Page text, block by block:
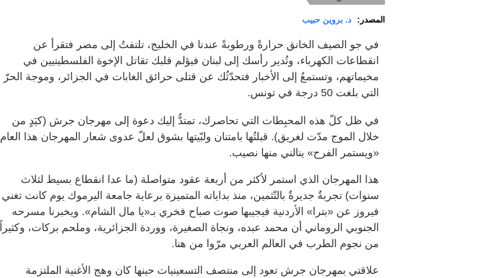
المصدر: د. بروين حبيب
في جو الصيف الخانق حرارةً ورطوبةً عندنا في الخليج، تلتفتُ إلى مصر فتقرأ عن
انقطاعات الكهرباء، وتُدير رأسك إلى لبنان فيؤلم قلبك تقاتل الإخوة الفلسطينيين في
مخيماتهم، وتستمعُ إلى الأخبار فتحدّثُك عن قتلى حرائق الغابات في الجزائر، وموجة الحرّ
التي بلغت 50 درجة في تونس.
في ظل كلّ هذه المحبِطات التي تحاصرك، تمتدُّ إليك دعوة إلى مهرجان جرش (كيَدٍ من
خلال الموج مدّت لغريق). قبلتُها بامتنان ولبّيتها بشوق لعلّ عدوى شعار المهرجان هذا العام
«ويستمر الفرح» ينالني منها نصيب.
هذا المهرجان الذي استمر لأكثر من أربعة عقود متواصلة (ما عدا انقطاع بسيط لثلاث
سنوات) تجربةٌ جديرةٌ بالتّثمين، منذ بداياته المتميزة برعاية جامعة اليرموك يوم كانت تغني
فيروز عن «بترا» الأردنية فيجيبها صوت صباح فخري بـ«يا مال الشام». ويخبرنا مسرحه
الجنوبي الروماني أن محمد عبده، ونجاة الصغيرة، ووردة الجزائرية، وملحم بركات، وكثيراً
من نجوم الطرب في العالم العربي مرّوا من هنا.
علاقتي بمهرجان جرش تعود إلى منتصف التسعينيات حينها كان وهج الأغنية الملتزمة